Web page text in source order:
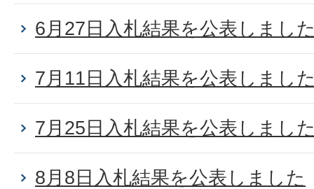
6月27日入札結果を公表しまし
7月11日入札結果を公表しまし
7月25日入札結果を公表しまし
8月8日入札結果を公表しました